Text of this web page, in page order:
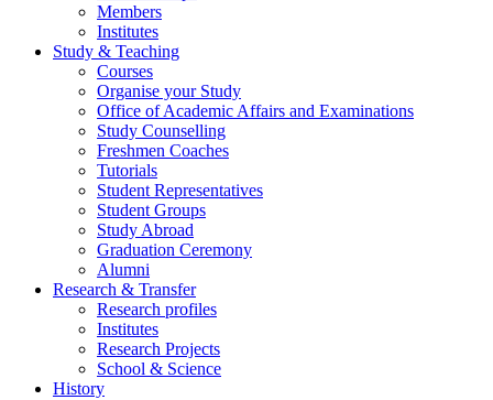
Members
Institutes
Study & Teaching
Courses
Organise your Study
Office of Academic Affairs and Examinations
Study Counselling
Freshmen Coaches
Tutorials
Student Representatives
Student Groups
Study Abroad
Graduation Ceremony
Alumni
Research & Transfer
Research profiles
Institutes
Research Projects
School & Science
History